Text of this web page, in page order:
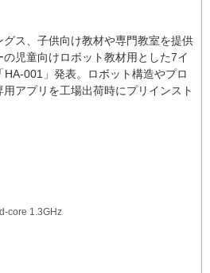
ス、子供向け教材や専門教室を提供
児童向けロボット教材用とした7イ
001」発表。ロボット構造やプロ
アプリを工場出荷時にプリインスト
core 1.3GHz